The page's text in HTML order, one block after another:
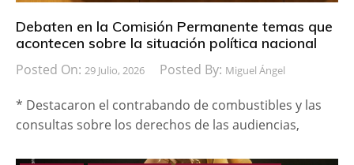
Debaten en la Comisión Permanente temas que
acontecen sobre la situación política nacional
Posted On: 29 Julio, 2026 Posted By: Miguel Ángel
* Destacaron el contrabando de combustibles y las
consultas sobre los derechos de las audiencias,